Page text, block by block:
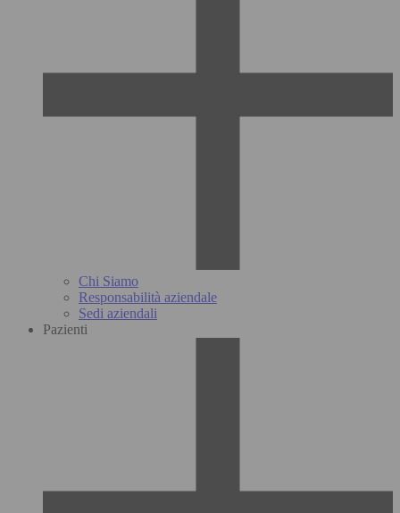
Chi Siamo
Responsabilità aziendale
Sedi aziendali
Pazienti